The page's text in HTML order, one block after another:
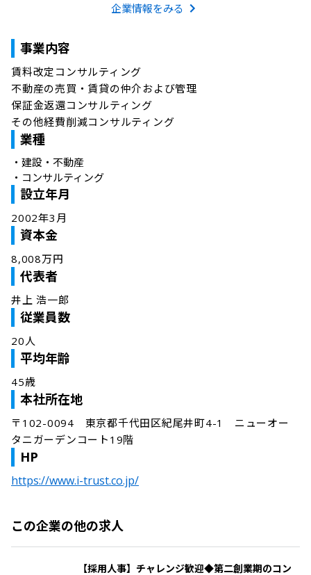
企業情報をみる
事業内容
賃料改定コンサルティング
不動産の売買・賃貸の仲介および管理
保証金返還コンサルティング
その他経費削減コンサルティング
業種
・ 建設・不動産
・ コンサルティング
設立年月
2002年3月
資本金
8,008万円
代表者
井上 浩一郎
従業員数
20人
平均年齢
45歳
本社所在地
〒102-0094　東京都千代田区紀尾井町4-1　ニューオー
タニガーデンコート19階
HP
https://www.i-trust.co.jp/
この企業の他の求人
【採用人事】チャレンジ歓迎◆第二創業期のコン